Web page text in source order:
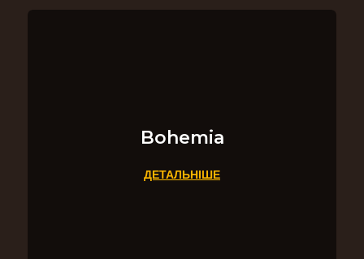
Bohemia
ДЕТАЛЬНІШЕ